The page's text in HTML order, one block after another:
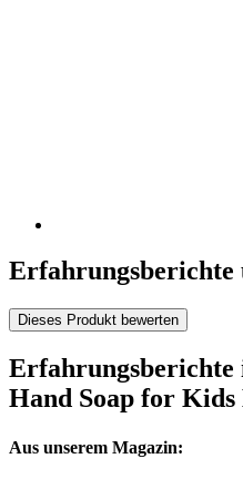
Dieses Produkt bewerten
Erfahrungsberichte
Hand Soap for
Aus unserem Magazin: